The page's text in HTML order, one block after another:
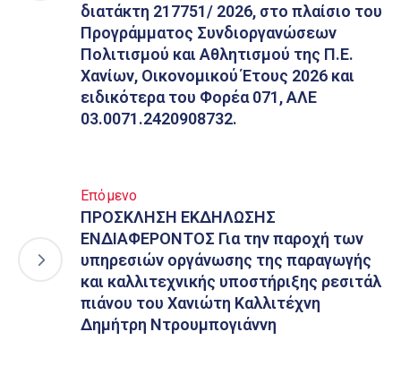
διατάκτη 217751/ 2026, στο πλαίσιο του
Προγράμματος Συνδιοργανώσεων
Πολιτισμού και Αθλητισμού της Π.Ε.
Χανίων, Οικονομικού Έτους 2026 και
ειδικότερα του Φορέα 071, ΑΛΕ
03.0071.2420908732.
Επόμενο
ΠΡΟΣΚΛΗΣΗ ΕΚΔΗΛΩΣΗΣ
ΕΝΔΙΑΦΕΡΟΝΤΟΣ Για την παροχή των
υπηρεσιών οργάνωσης της παραγωγής
και καλλιτεχνικής υποστήριξης ρεσιτάλ
πιάνου του Χανιώτη Καλλιτέχνη
Δημήτρη Ντρουμπογιάννη